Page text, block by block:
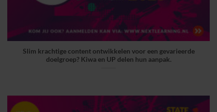
Slim krachtige content ontwikkelen voor een gevarieerde
doelgroep? Kiwa en UP delen hun aanpak.